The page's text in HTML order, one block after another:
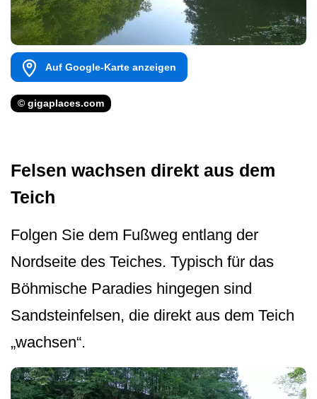
Auf Google-Karte anzeigen
© gigaplaces.com
Felsen wachsen direkt aus dem
Teich
Folgen Sie dem Fußweg entlang der
Nordseite des Teiches. Typisch für das
Böhmische Paradies hingegen sind
Sandsteinfelsen, die direkt aus dem Teich
„wachsen“.